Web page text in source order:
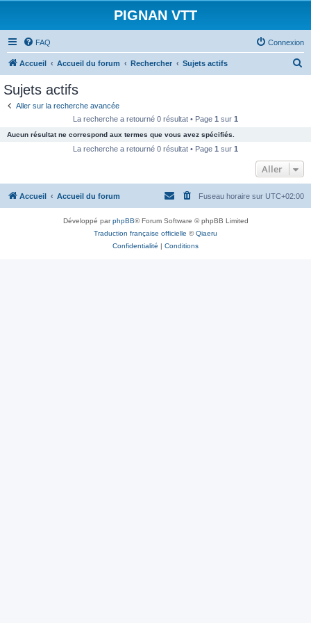
PIGNAN VTT
FAQ Connexion
Accueil Accueil du forum Rechercher Sujets actifs
c
e
Sujets actifs
Aller sur la recherche avancée
La recherche a retourné 0 résultat • Page 1 sur 1
Aucun résultat ne correspond aux termes que vous avez spécifiés.
La recherche a retourné 0 résultat • Page 1 sur 1
Aller
Accueil Accueil du forum Fuseau horaire sur UTC+02:00
Développé parphpBB® Forum Software © phpBB Limited
Traduction française officielle ©Qiaeru
Confidentialité | Conditions